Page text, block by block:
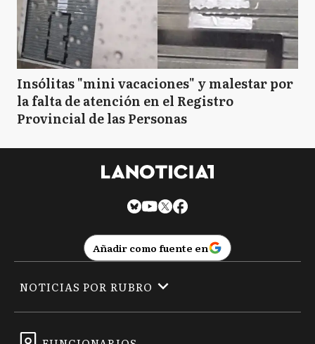
Insólitas "mini vacaciones" y malestar por
la falta de atención en el Registro
Provincial de las Personas
Añadir como fuente en
NOTICIAS POR RUBRO